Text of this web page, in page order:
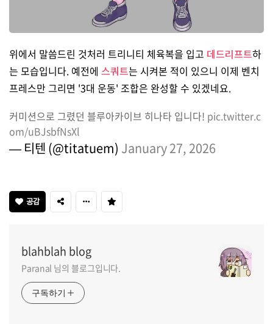
위에서 말씀드린 것처러 트리니티 체육복을 입고 데드리프트하
는 모습입니다. 예전에 스쿼트는 시켜본 적이 있으니 이제 벤치
프레스만 그리면 '3대 운동' 조합은 완성할 수 있겠네요.
커미션으로 그렸던 블루아카이브 히나타 입니다! pic.twitter.c
om/uBJsbfNsXl
— 티텐 (@titatuem) January 27, 2026
공감
blahblah blog
Paranal 님의 블로그입니다.
구독하기